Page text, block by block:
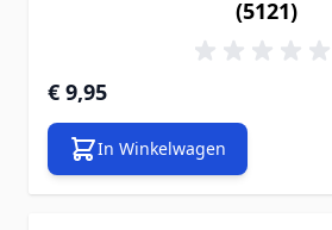
(5121)
€ 9,95
In Winkelwagen